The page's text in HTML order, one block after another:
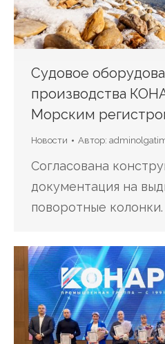
Судовое
производства
Морским
Новости Автор:
Согласована
документация на
поворотные колонки.